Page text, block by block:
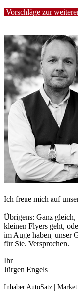
Vorschläge zur
Ich freue mich auf
Übrigens: Ganz gleich,
kleinen Flyers geht,
im Auge haben, unser
für Sie. Versprochen.
Ihr
Jürgen Engels
Inhaber AutoSatz |